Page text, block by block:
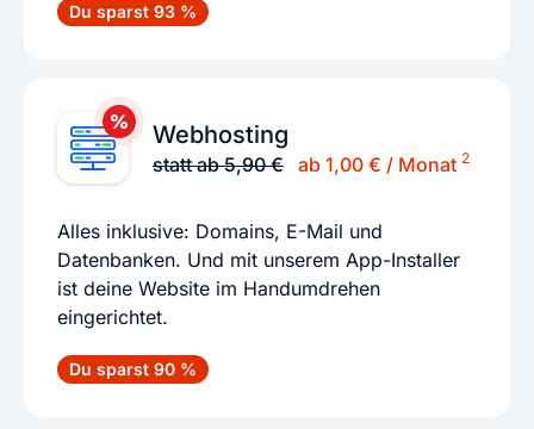
Du sparst 93 %
Webhosting
statt ab 5,90 € ab 1,00 € / Monat 2
Alles inklusive: Domains, E-Mail und
Datenbanken. Und mit unserem App-Installer
ist deine Website im Handumdrehen
eingerichtet.
Du sparst 90 %